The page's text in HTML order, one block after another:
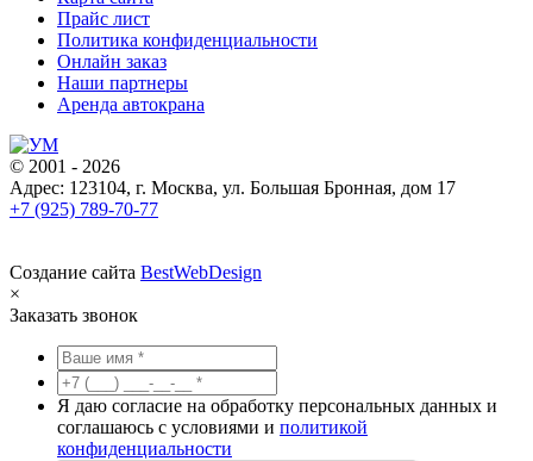
Прайс лист
Политика конфиденциальности
Онлайн заказ
Наши партнеры
Аренда автокрана
© 2001 - 2026
Адрес: 123104, г. Москва, ул. Большая Бронная, дом 17
+7 (925) 789-70-77
Создание сайта BestWebDesign
×
Заказать звонок
Я даю согласие на обработку персональных данных и
соглашаюсь с условиями и политикой
конфиденциальности